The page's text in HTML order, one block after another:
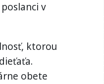
v
ktorou
obete